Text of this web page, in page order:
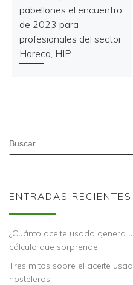
pabellones el encuentro
de 2023 para
profesionales del sector
Horeca, HIP
BUSCAR
ENTRADAS RECIENTES
¿Cuánto aceite usado genera
cálculo que sorprende
Tres mitos sobre el aceite
hosteleros